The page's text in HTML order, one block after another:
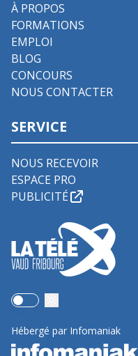
À PROPOS
FORMATIONS
EMPLOI
BLOG
CONCOURS
NOUS CONTACTER
SERVICE
NOUS RECEVOIR
ESPACE PRO
PUBLICITÉ
Use setting
Hébergé par Infomaniak